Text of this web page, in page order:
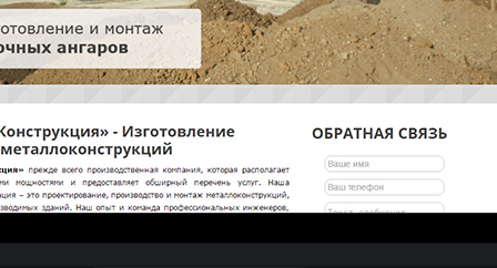
Увеличить посещаемость, повысить уровень
продаж.